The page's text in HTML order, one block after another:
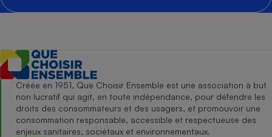
Créée en 1951, Que Choisir Ensemble est une association à but
non lucratif qui agit, en toute indépendance, pour défendre les
droits des consommateurs et des usagers, et promouvoir une
consommation responsable, accessible et respectueuse des
enjeux sanitaires, sociétaux et environnementaux.